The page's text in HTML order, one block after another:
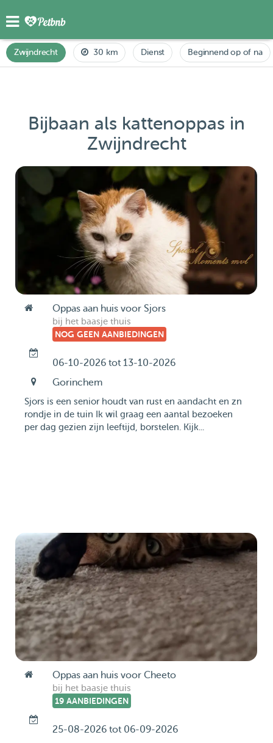
Zwijndrecht 30 km Dienst Beginnend op of na
Bijbaan als kattenoppas in
Zwijndrecht
Oppas aan huis voor Sjors
bij het baasje thuis
NOG GEEN AANBIEDINGEN
06-10-2026 tot 13-10-2026
Gorinchem
Sjors is een senior houdt van rust en aandacht en zn
rondje in de tuin Ik wil graag een aantal bezoeken
per dag gezien zijn leeftijd, borstelen. Kijk...
Oppas aan huis voor Cheeto
bij het baasje thuis
19 AANBIEDINGEN
25-08-2026 tot 06-09-2026